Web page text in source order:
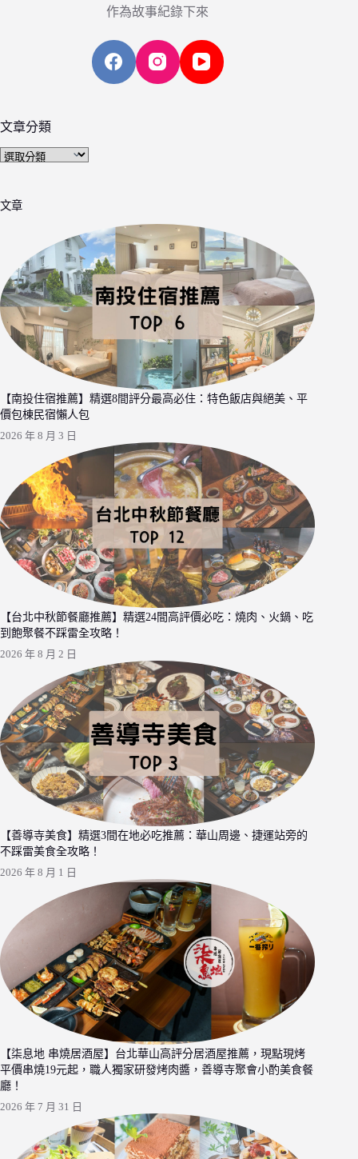
作為故事紀錄下來
文章分類
文
類
文章
【南投住宿推薦】精選8間評分最高必住：特色飯店與絕美、平
價包棟民宿懶人包
2026 年 8 月 3 日
【台北中秋節餐廳推薦】精選24間高評價必吃：燒肉、火鍋、吃
到飽聚餐不踩雷全攻略！
2026 年 8 月 2 日
【善導寺美食】精選3間在地必吃推薦：華山周邊、捷運站旁的
不踩雷美食全攻略！
2026 年 8 月 1 日
【柒息地 串燒居酒屋】台北華山高評分居酒屋推薦，現點現烤
平價串燒19元起，職人獨家研發烤肉醬，善導寺聚會小酌美食餐
廳！
2026 年 7 月 31 日